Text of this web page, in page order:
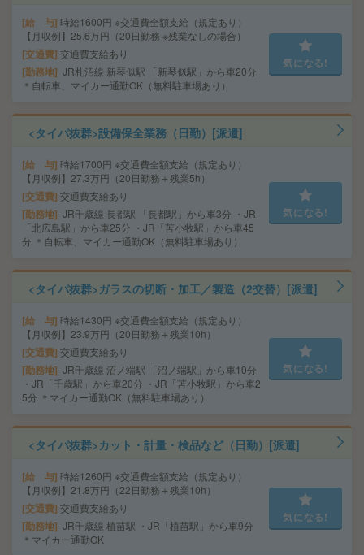
給 与 時給1600円 ※交通費全額支給（規定あり）
【月収例】25.6万円（20日勤務 ※残業なしの場合）
交通費 交通費支給あり
勤務地 JR札沼線 新琴似駅 「新琴似駅」から車20分
＊自転車、マイカー通勤OK（無料駐車場あり）
気になる!
<タイパ抜群>設備保全業務（日勤）[派遣]
給 与 時給1700円 ※交通費全額支給（規定あり）
【月収例】27.3万円（20日勤務＋残業5h）
交通費 交通費支給あり
勤務地 JR千歳線 長都駅 「長都駅」から車3分 ・JR
「北広島駅」から車25分 ・JR「苫小牧駅」から車45
分 ＊自転車、マイカー通勤OK（無料駐車場あり）
気になる!
<タイパ抜群>ガラスの切断・加工／製造（2交替）[派遣]
給 与 時給1430円 ※交通費全額支給（規定あり）
【月収例】23.9万円（20日勤務＋残業10h）
交通費 交通費支給あり
勤務地 JR千歳線 沼ノ端駅 「沼ノ端駅」から車10分
・JR「千歳駅」から車20分 ・JR「苫小牧駅」から車2
5分 ＊マイカー通勤OK（無料駐車場あり）
気になる!
<タイパ抜群>カット・計量・検品など（日勤）[派遣]
給 与 時給1260円 ※交通費全額支給（規定あり）
【月収例】21.8万円（22日勤務＋残業10h）
交通費 交通費支給あり
勤務地 JR千歳線 植苗駅 ・JR「植苗駅」から車9分
＊マイカー通勤OK
気になる!